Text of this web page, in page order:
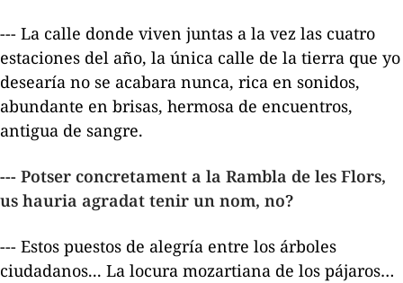
--- La calle donde viven juntas a la vez las cuatro
estaciones del año, la única calle de la tierra que yo
desearía no se acabara nunca, rica en sonidos,
abundante en brisas, hermosa de encuentros,
antigua de sangre.
--- Potser concretament a la Rambla de les Flors,
us hauria agradat tenir un nom, no?
--- Estos puestos de alegría entre los árboles
ciudadanos... La locura mozartiana de los pájaros…